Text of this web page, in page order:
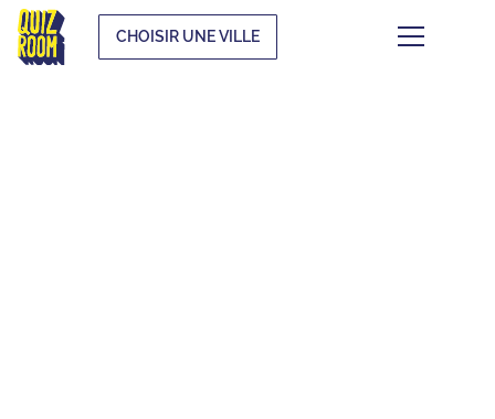
CHOISIR UNE VILLE